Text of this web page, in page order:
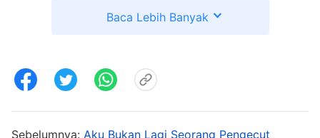
engkau semua mengatasi pencobaan ini?
antaranya.)
Ada berapa tingkatkah pencobaan
itu? Dan tingkat manakah yang mampu engkau
atasi? Misalnya, engkau mungkin tidak takut
ketika mendengar bahwa seseorang telah
Baca Lebih Banyak
Sebelumnya: Aku Bukan Lagi Seorang Pengecut